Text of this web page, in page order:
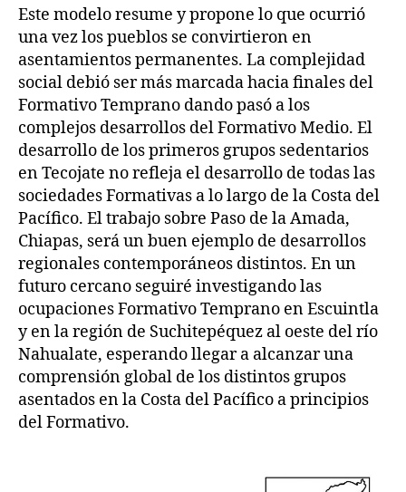
Este modelo resume y propone lo que ocurrió
una vez los pueblos se convirtieron en
asentamientos permanentes. La complejidad
social debió ser más marcada hacia finales del
Formativo Temprano dando pasó a los
complejos desarrollos del Formativo Medio. El
desarrollo de los primeros grupos sedentarios
en Tecojate no refleja el desarrollo de todas las
sociedades Formativas a lo largo de la Costa del
Pacífico. El trabajo sobre Paso de la Amada,
Chiapas, será un buen ejemplo de desarrollos
regionales contemporáneos distintos. En un
futuro cercano seguiré investigando las
ocupaciones Formativo Temprano en Escuintla
y en la región de Suchitepéquez al oeste del río
Nahualate, esperando llegar a alcanzar una
comprensión global de los distintos grupos
asentados en la Costa del Pacífico a principios
del Formativo.